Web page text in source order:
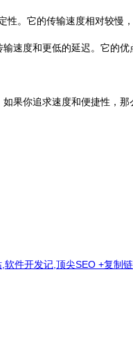
。它的传输速度相对较慢
速度和更低的延迟。它的
果你追求速度和便捷性，
软件开发记,顶尖SEO +复制